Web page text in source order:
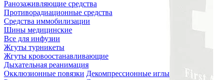
Ранозаживляющие средства
Противорадиационные средства
Средства иммобилизации
Шины медицинские
Все для инфузии
Жгуты турникеты
Жгуты кровоостанавливающие
Дыхательная реанимация
Окклюзионные повязки Декомпрессионные иглы